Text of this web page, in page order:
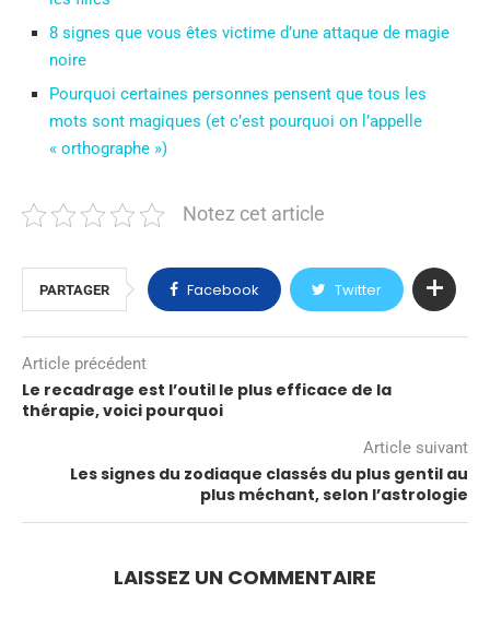
8 signes que vous êtes victime d’une attaque de magie
noire
Pourquoi certaines personnes pensent que tous les
mots sont magiques (et c’est pourquoi on l’appelle
« orthographe »)
Notez cet article
PARTAGER Facebook Twitter
Article précédent
Le recadrage est l’outil le plus efficace de la
thérapie, voici pourquoi
Article suivant
Les signes du zodiaque classés du plus gentil au
plus méchant, selon l’astrologie
LAISSEZ UN COMMENTAIRE